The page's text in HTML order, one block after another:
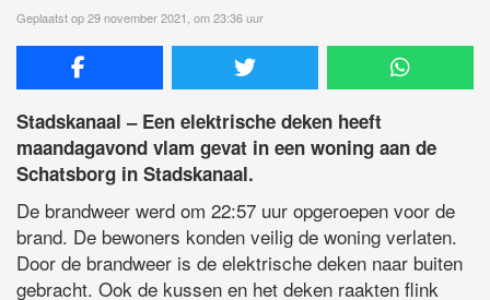
Geplaatst op 29 november 2021, om 23:36 uur
Stadskanaal – Een elektrische deken heeft
maandagavond vlam gevat in een woning aan de
Schatsborg in Stadskanaal.
De brandweer werd om 22:57 uur opgeroepen voor de
brand. De bewoners konden veilig de woning verlaten.
Door de brandweer is de elektrische deken naar buiten
gebracht. Ook de kussen en het deken raakten flink